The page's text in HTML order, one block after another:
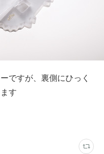
ですが、裏側にひっく
す